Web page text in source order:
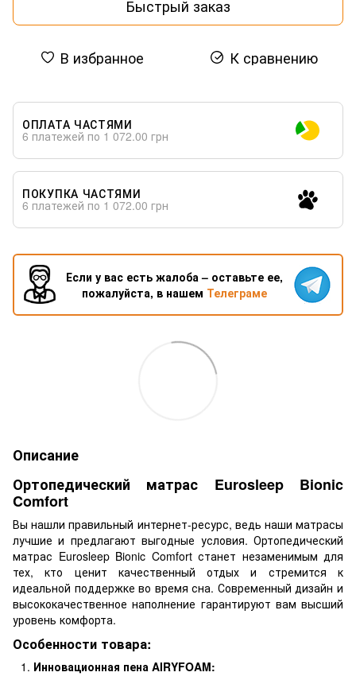
Быстрый заказ
В избранное К сравнению
ОПЛАТА ЧАСТЯМИ
6 платежей по 1 072.00 грн
ПОКУПКА ЧАСТЯМИ
6 платежей по 1 072.00 грн
Если у вас есть жалоба – оставьте ее,
пожалуйста, в нашем Телеграме
Описание
Ортопедический матрас Eurosleep Bionic
Comfort
Вы нашли правильный интернет-ресурс, ведь наши матрасы
лучшие и предлагают выгодные условия. Ортопедический
матрас Eurosleep Bionic Comfort станет незаменимым для
тех, кто ценит качественный отдых и стремится к
идеальной поддержке во время сна. Современный дизайн и
высококачественное наполнение гарантируют вам высший
уровень комфорта.
Особенности товара:
Инновационная пена AIRYFOAM: